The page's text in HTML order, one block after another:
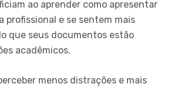
ao aprender como apresentar
profissional e se sentem mais
que seus documentos estão
acadêmicos.
menos distrações e mais